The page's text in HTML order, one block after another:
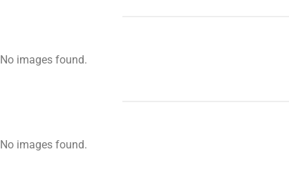
No images found.
No images found.